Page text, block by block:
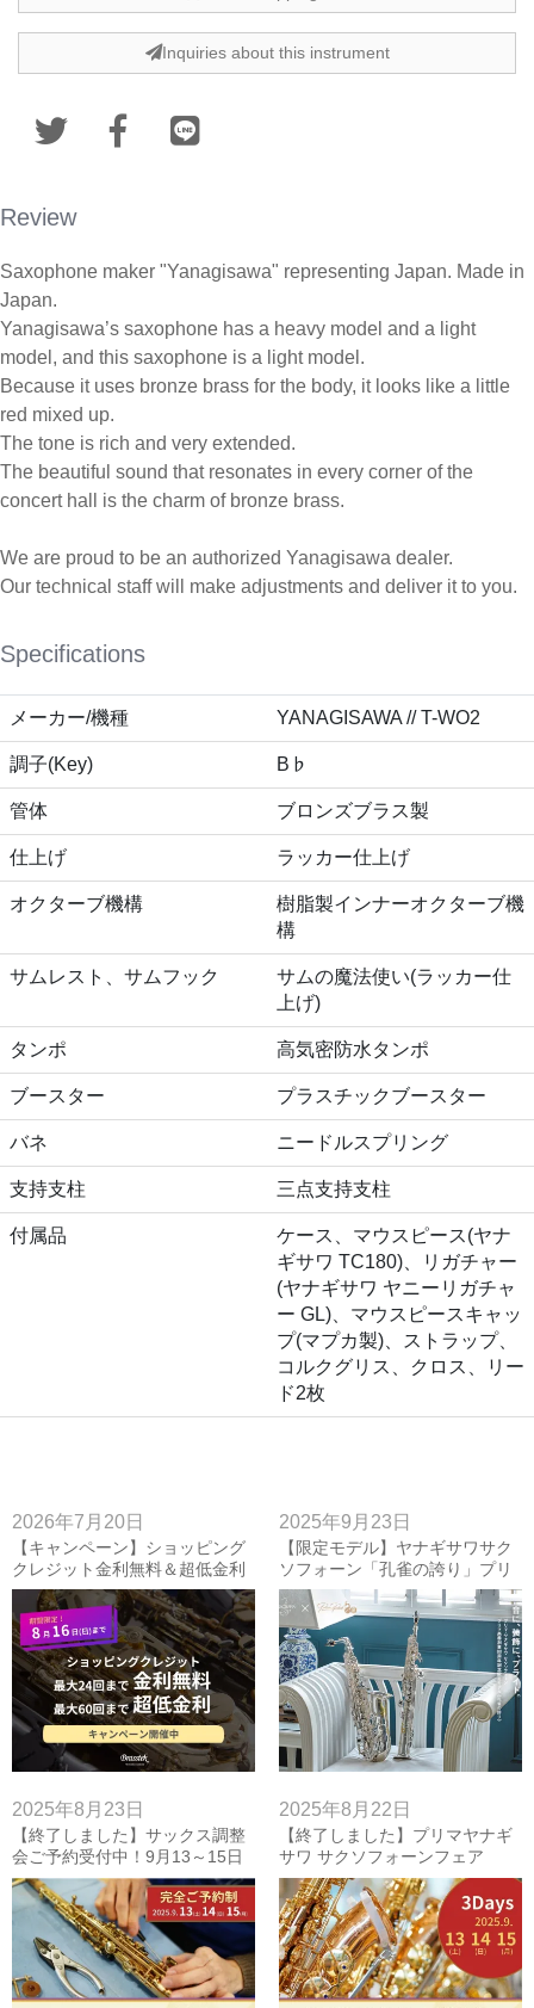
Inquiries about this instrument
Review
Saxophone maker "Yanagisawa" representing Japan. Made in
Japan.
Yanagisawa’s saxophone has a heavy model and a light
model, and this saxophone is a light model.
Because it uses bronze brass for the body, it looks like a little
red mixed up.
The tone is rich and very extended.
The beautiful sound that resonates in every corner of the
concert hall is the charm of bronze brass.
We are proud to be an authorized Yanagisawa dealer.
Our technical staff will make adjustments and deliver it to you.
Specifications
メーカー/機種 YANAGISAWA // T-WO2
調子(Key) B♭
管体 ブロンズブラス製
仕上げ ラッカー仕上げ
オクターブ機構
樹脂製インナーオクターブ機
構
サムレスト、サムフック
サムの魔法使い(ラッカー仕
上げ)
タンポ 高気密防水タンポ
ブースター プラスチックブースター
バネ ニードルスプリング
支持支柱 三点支持支柱
付属品
ケース、マウスピース(ヤナ
ギサワ TC180)、リガチャー
(ヤナギサワ ヤニーリガチャ
ー GL)、マウスピースキャッ
プ(マプカ製)、ストラップ、
コルクグリス、クロス、リー
ド2枚
2026年7月20日
【キャンペーン】ショッピング
クレジット金利無料＆超低金利
キャンペーン~8/16(日)
2025年9月23日
【限定モデル】ヤナギサワサク
ソフォーン「孔雀の誇り」プリ
マ楽器創業80周年記念モデル！
アルト、ソプラノ入荷しまし
た！
2025年8月23日
【終了しました】サックス調整
会ご予約受付中！9月13～15日
2025年8月22日
【終了しました】プリマヤナギ
サワ サクソフォーンフェア
2025！楽器展示・調整会・ライ
ブ・レッスン！9月13～15日